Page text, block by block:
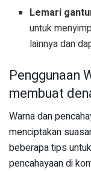
Lemari
untuk
lainnya dan
Penggunaan
membuat
Warna dan
menciptakan
beberapa tips
pencahayaan di